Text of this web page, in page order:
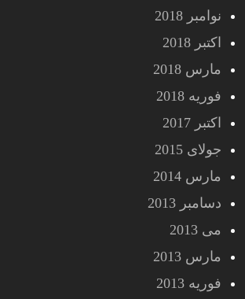
نوامبر 2018
اکتبر 2018
مارس 2018
فوریه 2018
اکتبر 2017
جولای 2015
مارس 2014
دسامبر 2013
می 2013
مارس 2013
فوریه 2013